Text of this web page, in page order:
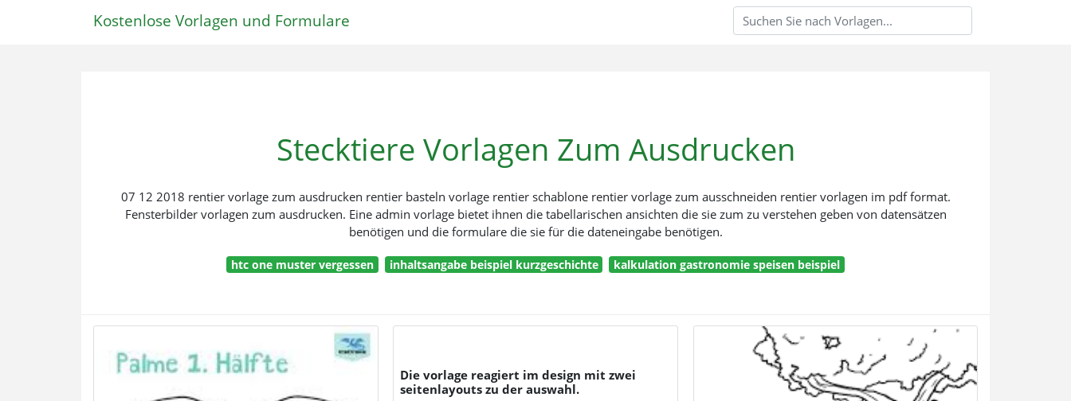
Kostenlose Vorlagen und Formulare
Stecktiere Vorlagen Zum Ausdrucken
07 12 2018 rentier vorlage zum ausdrucken rentier basteln vorlage rentier schablone rentier vorlage zum ausschneiden rentier vorlagen im pdf format.
Fensterbilder vorlagen zum ausdrucken. Eine admin vorlage bietet ihnen die tabellarischen ansichten die sie zum zu verstehen geben von datensätzen
benötigen und die formulare die sie für die dateneingabe benötigen.
htc one muster vergessen inhaltsangabe beispiel kurzgeschichte kalkulation gastronomie speisen beispiel
Die vorlage reagiert im design mit zwei
seitenlayouts zu der auswahl.